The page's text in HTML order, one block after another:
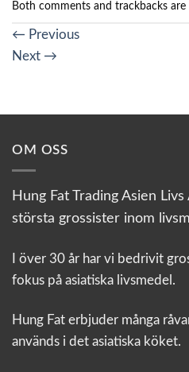
Both comments and trackbacks
← Previous
Next →
OM OSS
Hung Fat Trading Asien
största grossister inom
I över 30 år har vi bedrivit
fokus på asiatiska livsmedel.
Hung Fat erbjuder många
används i det asiatiska köket.